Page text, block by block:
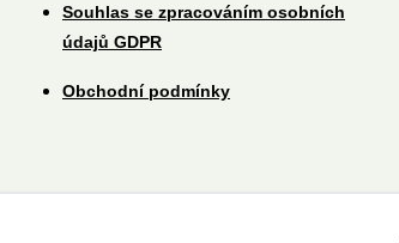
Souhlas se zpracováním osobních
údajů GDPR
Obchodní podmínky